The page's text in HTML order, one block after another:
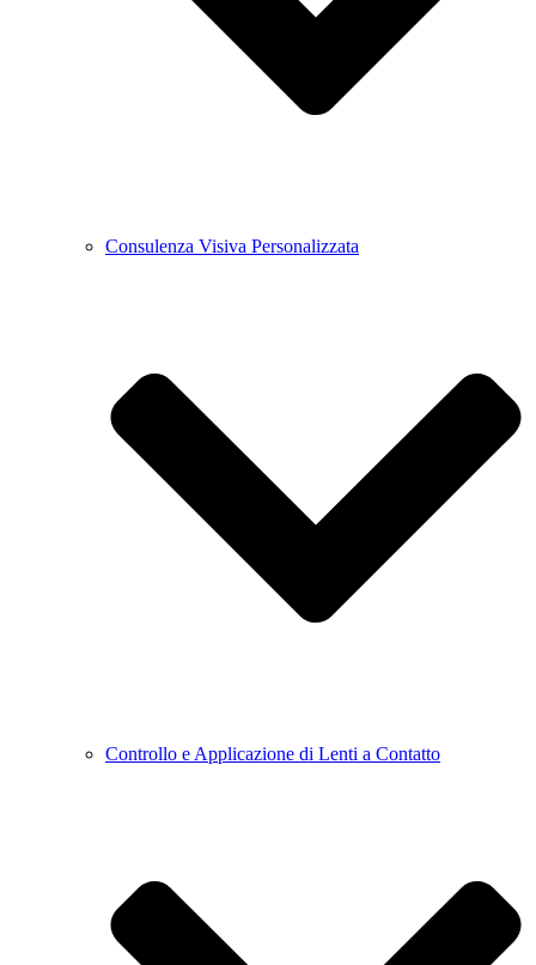
Consulenza Visiva Personalizzata
Controllo e Applicazione di Lenti a Contatto